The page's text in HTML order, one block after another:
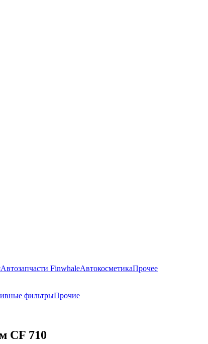
Автозапчасти FinwhaleАвтокосметикаПрочее
фильтрыПрочие
CF 710